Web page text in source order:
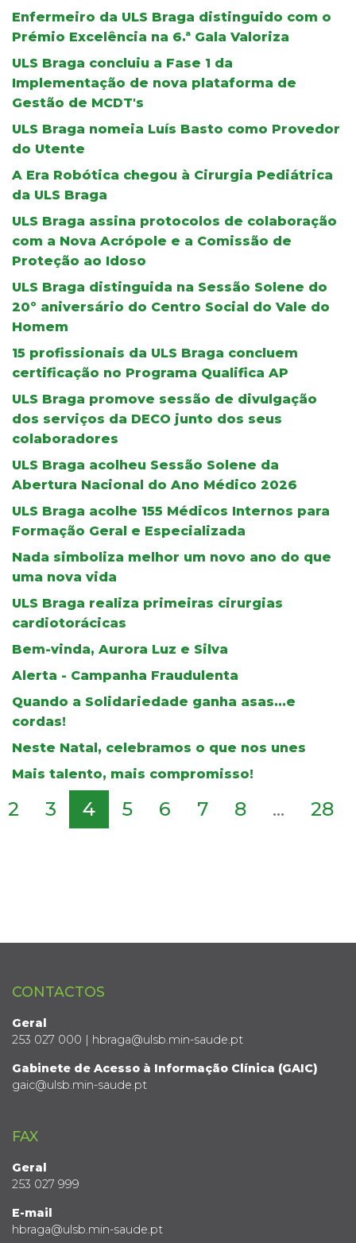
Enfermeiro da ULS Braga distinguido com o
Prémio Excelência na 6.ª Gala Valoriza
ULS Braga concluiu a Fase 1 da
Implementação de nova plataforma de
Gestão de MCDT's
ULS Braga nomeia Luís Basto como Provedor
do Utente
A Era Robótica chegou à Cirurgia Pediátrica
da ULS Braga
ULS Braga assina protocolos de colaboração
com a Nova Acrópole e a Comissão de
Proteção ao Idoso
ULS Braga distinguida na Sessão Solene do
20º aniversário do Centro Social do Vale do
Homem
15 profissionais da ULS Braga concluem
certificação no Programa Qualifica AP
ULS Braga promove sessão de divulgação
dos serviços da DECO junto dos seus
colaboradores
ULS Braga acolheu Sessão Solene da
Abertura Nacional do Ano Médico 2026
ULS Braga acolhe 155 Médicos Internos para
Formação Geral e Especializada
Nada simboliza melhor um novo ano do que
uma nova vida
ULS Braga realiza primeiras cirurgias
cardiotorácicas
Bem-vinda, Aurora Luz e Silva
Alerta - Campanha Fraudulenta
Quando a Solidariedade ganha asas...e
cordas!
Neste Natal, celebramos o que nos unes
Mais talento, mais compromisso!
2 3 4 5 6 7 8 ... 28
CONTACTOS
Geral
253 027 000 | hbraga@ulsb.min-saude.pt
Gabinete de Acesso à Informação Clínica (GAIC)
gaic@ulsb.min-saude.pt
FAX
Geral
253 027 999
E-mail
hbraga@ulsb.min-saude.pt